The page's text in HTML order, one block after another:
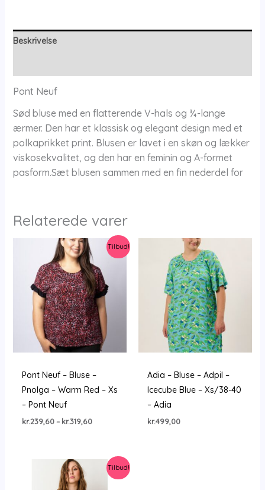
Red
Pont
Neuf
antal
Beskrivelse
Pont Neuf
Sød bluse med en flatterende V-hals og ¾-lange
ærmer. Den har et klassisk og elegant design med et
polkaprikket print. Blusen er lavet i en skøn og lækker
viskosekvalitet, og den har en feminin og A-formet
pasform.Sæt blusen sammen med en fin nederdel for
Relaterede varer
Tilbud!
Pont Neuf – Bluse –
Pnolga – Warm Red – Xs
– Pont Neuf
kr.239,60 – kr.319,60Prisinterval:
Adia – Bluse – Adpil –
Icecube Blue – Xs/38-40
– Adia
kr.499,00
Tilbud!